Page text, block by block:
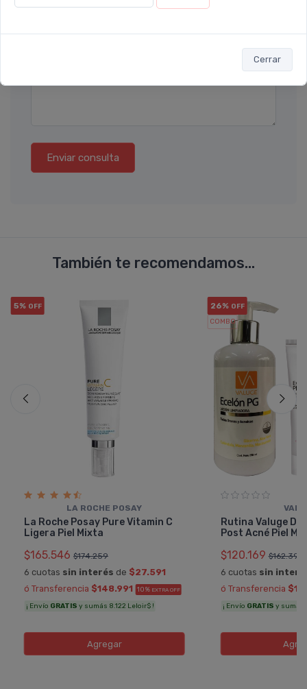
Cerrar
Ubicación
Enviar consulta
También te recomendamos...
5% OFF
LA ROCHE POSAY
La Roche Posay Pure Vitamin C
Ligera Piel Mixta
$165.546 $174.259
6 cuotas sin interés de $27.591
ó Transferencia $148.991 10% EXTRA OFF
¡ Envío GRATIS y sumás 8.122 Leloir$ !
Agregar
26% OFF
COMBO
Rutina Valuge
Post Acné Piel
$120.169 $162.390
6 cuotas sin
ó Transferencia
¡ Envío GRATIS y sumás